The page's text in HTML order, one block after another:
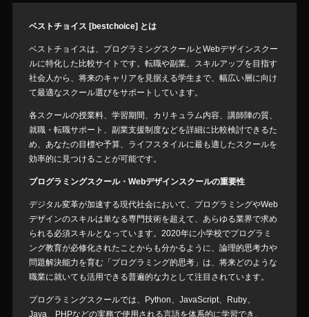
ベストチョイス [bestchoice] とは
ベストチョイスは、プログラミングスクールとWebデザインスクー
ルに特化した比較サイトです。転職や副業、スキルアップを目指す
社会人から、将来のキャリアを見据える学生まで、幅広い層に向け
て最適なスクール選びをサポートしています。
各スクールの授業料、学習期間、カリキュラム内容、講師陣の質、
就職・転職サポート、副業支援制度などを詳細に比較検討できるた
め、あなたの目標や予算、ライフスタイルに最も適したスクールを
効率的に見つけることが可能です。
プログラミングスクール・Webデザインスクールの重要性
デジタル変革が加速する現代社会において、プログラミングやWeb
デザインのスキルは単なる専門技術を超えて、あらゆる業界で求め
られる必須スキルとなっています。2020年に小学校でプログラミ
ング教育が必修化されたことからも分かるように、論理的思考力や
問題解決能力を育む「プログラミング的思考」は、将来どのような
職業に就いても活用できる普遍的な力として注目されています。
プログラミングスクールでは、Python、JavaScript、Ruby、
Java、PHPなどの実務で使用される言語を体系的に学習でき、